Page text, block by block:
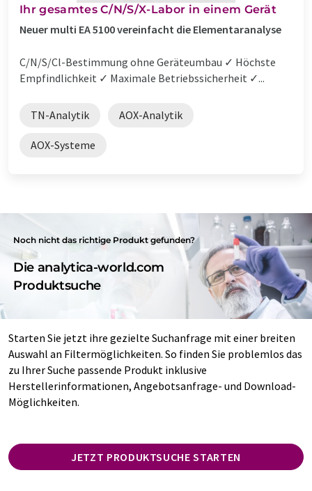
Ihr gesamtes C/N/S/X-Labor in einem Gerät
Neuer multi EA 5100 vereinfacht die Elementaranalyse
C/N/S/Cl-Bestimmung ohne Geräteumbau ✓ Höchste
Empfindlichkeit ✓ Maximale Betriebssicherheit ✓...
TN-Analytik AOX-Analytik
AOX-Systeme
Noch nicht das richtige Produkt gefunden?
Die analytica-world.com
Produktsuche
Starten Sie jetzt ihre gezielte Suchanfrage mit einer breiten
Auswahl an Filtermöglichkeiten. So finden Sie problemlos das
zu Ihrer Suche passende Produkt inklusive
Herstellerinformationen, Angebotsanfrage- und Download-
Möglichkeiten.
JETZT PRODUKTSUCHE STARTEN